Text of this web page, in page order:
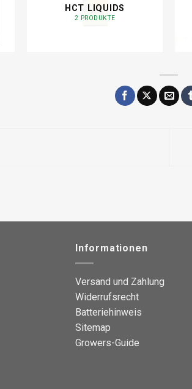
HCT LIQUIDS
2 PRODUKTE
Informationen
Versand und Zahlung
Widerrufsrecht
Batteriehinweis
Sitemap
Growers-Guide